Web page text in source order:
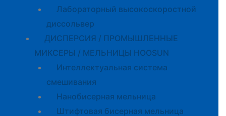
Лабораторный высокоскоростной
диссольвер
ДИСПЕРСИЯ / ПРОМЫШЛЕННЫЕ
МИКСЕРЫ / МЕЛЬНИЦЫ HOOSUN
Интеллектуальная система
смешивания
Нанобисерная мельница
Штифтовая бисерная мельница